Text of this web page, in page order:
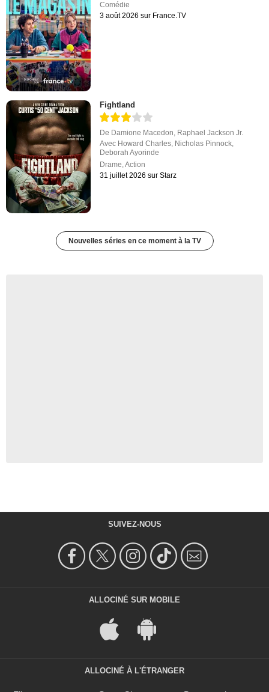
Comédie
3 août 2026 sur France.TV
Fightland
De Damione Macedon Raphael Jackson Jr.
Avec Howard Charles Nicholas Pinnock
Deborah Ayorinde
Drame ,Action
31 juillet 2026 sur Starz
Nouvelles séries en ce moment à la TV
SUIVEZ-NOUS
ALLOCINÉ SUR MOBILE
ALLOCINÉ À L'ÉTRANGER